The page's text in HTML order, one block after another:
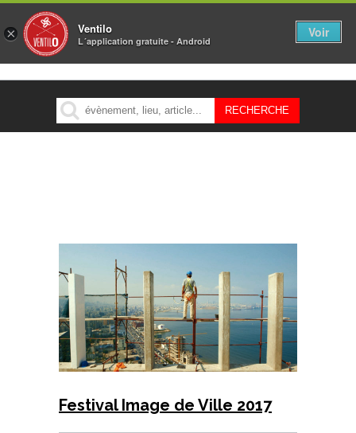
MENU
Festival Image de Ville 2017
× Ventilo
L´application gratuite - Android
Voir